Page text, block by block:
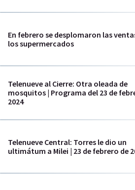
En febrero se desplomaron las
los supermercados
Telenueve al Cierre: Otra oleada de
mosquitos | Programa del 23 de
2024
Telenueve Central: Torres le dio un
ultimátum a Milei | 23 de febrero de